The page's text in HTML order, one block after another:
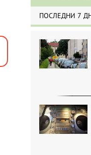
ПОСЛЕДНИ 7